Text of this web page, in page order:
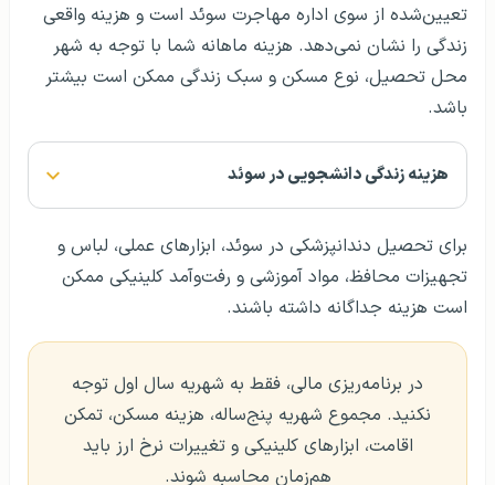
تعیین‌شده از سوی اداره مهاجرت سوئد است و هزینه واقعی
زندگی را نشان نمی‌دهد. هزینه ماهانه شما با توجه به شهر
محل تحصیل، نوع مسکن و سبک زندگی ممکن است بیشتر
باشد.
هزینه زندگی دانشجویی در سوئد
برای تحصیل دندانپزشکی در سوئد، ابزارهای عملی، لباس و
تجهیزات محافظ، مواد آموزشی و رفت‌وآمد کلینیکی ممکن
است هزینه جداگانه داشته باشند.
در برنامه‌ریزی مالی، فقط به شهریه سال اول توجه
نکنید. مجموع شهریه پنج‌ساله، هزینه مسکن، تمکن
اقامت، ابزارهای کلینیکی و تغییرات نرخ ارز باید
هم‌زمان محاسبه شوند.